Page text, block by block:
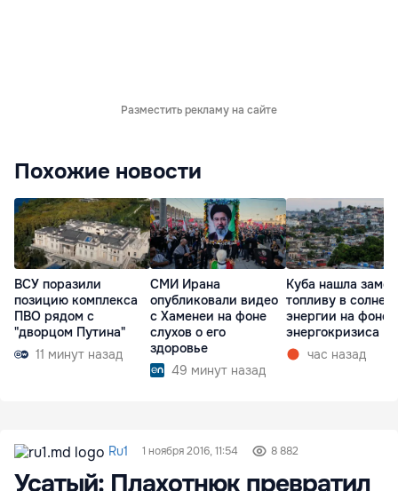
Разместить рекламу на сайте
Похожие новости
ВСУ поразили
позицию комплекса
ПВО рядом с
"дворцом Путина"
11 минут назад
СМИ Ирана
опубликовали видео
с Хаменеи на фоне
слухов о его
здоровье
49 минут назад
Куба нашла
топливу в
энергии на фоне
энергокризиса
час назад
Ru1 1 ноября 2016, 11:54 8 882
Усатый: Плахотнюк превратил